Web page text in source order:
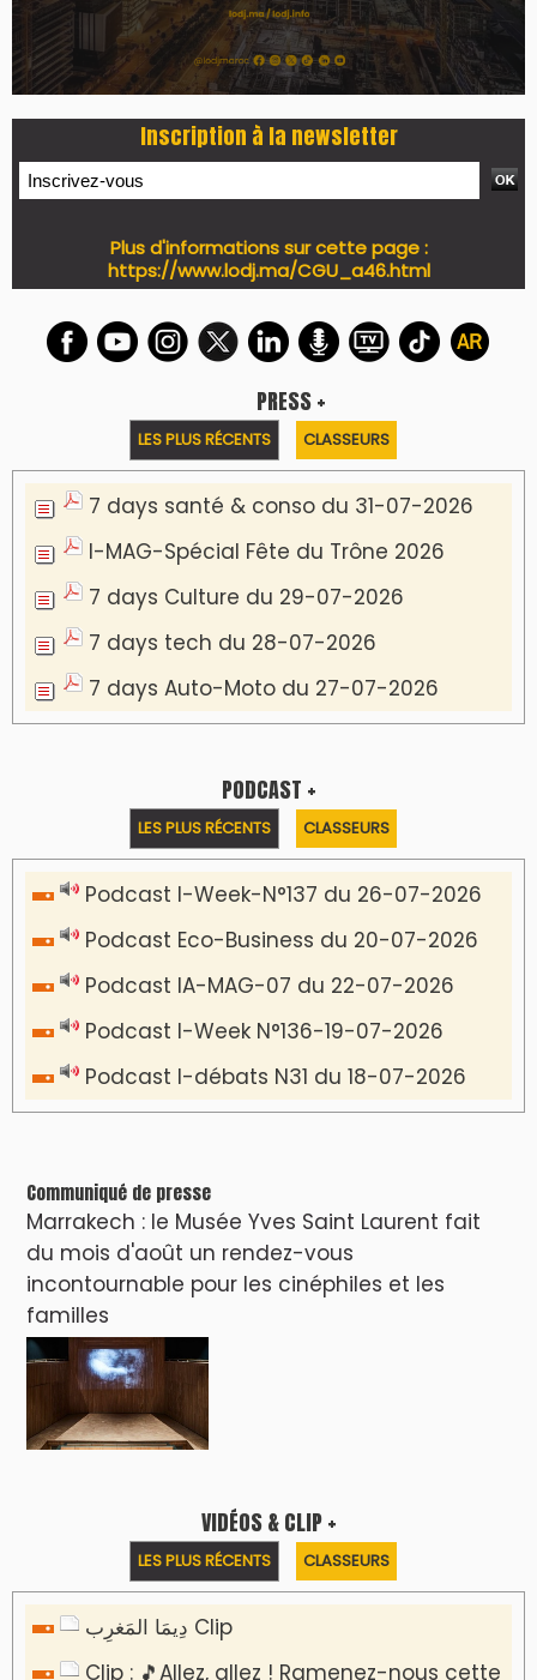
Inscription à la newsletter
Plus d'informations sur cette page :
https://www.lodj.ma/CGU_a46.html
PRESS +
LES PLUS RÉCENTS CLASSEURS
7 days santé & conso du 31-07-2026
I-MAG-Spécial Fête du Trône 2026
7 days Culture du 29-07-2026
7 days tech du 28-07-2026
7 days Auto-Moto du 27-07-2026
PODCAST +
LES PLUS RÉCENTS CLASSEURS
Podcast I-Week-N°137 du 26-07-2026
Podcast Eco-Business du 20-07-2026
Podcast IA-MAG-07 du 22-07-2026
Podcast I-Week N°136-19-07-2026
Podcast I-débats N31 du 18-07-2026
Communiqué de presse
Marrakech : le Musée Yves Saint Laurent fait
du mois d'août un rendez-vous
incontournable pour les cinéphiles et les
familles
VIDÉOS & CLIP +
LES PLUS RÉCENTS CLASSEURS
دِيمَا المَغرِب Clip
Clip : 🎵Allez, allez ! Ramenez-nous cette